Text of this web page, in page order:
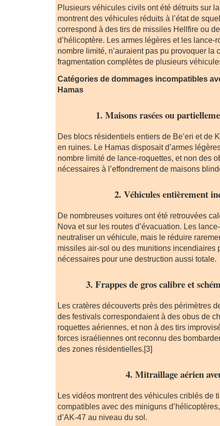
Plusieurs véhicules civils ont été détruits sur
montrent des véhicules réduits à l’état de
correspond à des tirs de missiles Hellfire ou
d’hélicoptère. Les armes légères et les lance-
nombre limité, n’auraient pas pu provoquer la
fragmentation complètes de plusieurs
Catégories de dommages incompatibles
Hamas
1. Maisons rasées ou
Des blocs résidentiels entiers de Be’eri et de
en ruines. Le Hamas disposait d’armes
nombre limité de lance-roquettes, et non des
nécessaires à l’effondrement de maisons
2. Véhicules entièrement
De nombreuses voitures ont été retrouvées
Nova et sur les routes d’évacuation. Les
neutraliser un véhicule, mais le réduire
missiles air-sol ou des munitions incendiaires
nécessaires pour une destruction aussi totale.
3. Frappes de gros calibre et
Les cratères découverts près des périmètres
des festivals correspondaient à des obus de
roquettes aériennes, et non à des tirs
forces israéliennes ont reconnu des
des zones résidentielles.[3]
4. Mitraillage aérien
Les vidéos montrent des véhicules criblés de
compatibles avec des miniguns
d’AK-47 au niveau du sol.